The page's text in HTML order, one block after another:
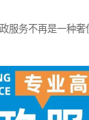
服务不再是一种